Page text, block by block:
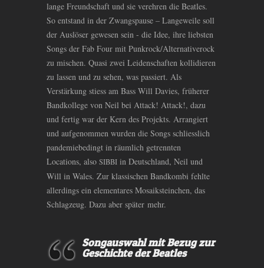
lange Freundschaft und sie verehren die Beatles.
So entstand in der Zwangspause – Langeweile soll
der Auslöser gewesen sein - die Idee, ihre liebsten
Songs der Fab Four mit Punkrock/Alternativerock
zu mischen. Quasi zwei Leidenschaften kollidieren
zu lassen und zu sehen, was passiert. Als
Verstärkung stiess am Bass Will Davies, früherer
Bandkollege von Neil bei Attack! Attack!, dazu
und fertig war der Kern des Projekts. Arrangiert
und aufgenommen wurden die Songs schliesslich
pandemiebedingt in räumlich getrennten
Locations, also SIBBI in Deutschland, Neil und
Will in Wales. Zur klassischen Bandkombi fehlte
allerdings ein elementares Mosaiksteinchen, das
Schlagzeug. Dazu aber später mehr.
Songauswahl mit Bezug zur
Geschichte der Beatles